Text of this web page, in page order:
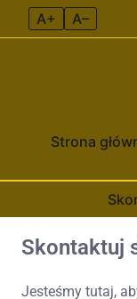
A+ A–
Strona
Skip to content
Skontaktuj
Jesteśmy tutaj,